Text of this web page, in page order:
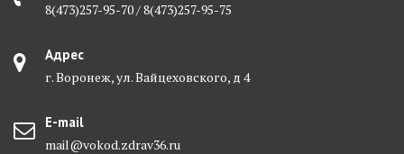
8(473)257-95-70 / 8(473)257-95-75
Адрес
г. Воронеж, ул. Вайцеховского, д 4
E-mail
mail@vokod.zdrav36.ru